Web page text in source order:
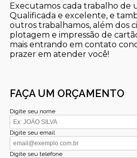
Executamos cada trabalho de
Qualificada e excelente, e
outros trabalhamos, além dos
plotagem e impressão de
mais entrando em contato
prazer em atender você!
FAÇA UM ORÇAMENTO
Digite seu nome
Digite seu email
Digite seu telefone